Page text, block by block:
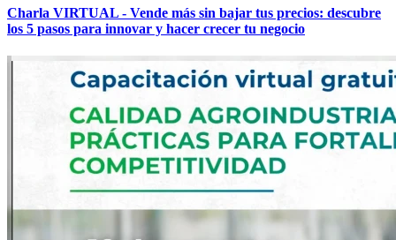
Charla VIRTUAL - Vende más sin bajar tus precios: descubre
los 5 pasos para innovar y hacer crecer tu negocio